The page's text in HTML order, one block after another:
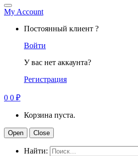
My Account
Постоянный клиент ?
Войти
У вас нет аккаунта?
Регистрация
0 0 ₽
Корзина пуста.
Open Close
Найти: